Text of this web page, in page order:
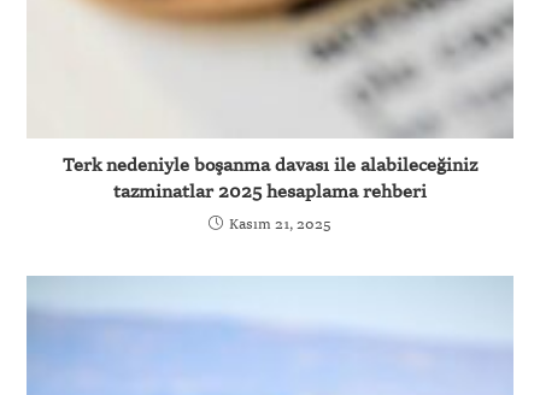
Terk nedeniyle boşanma davası ile alabileceğiniz
tazminatlar 2025 hesaplama rehberi
Kasım 21, 2025